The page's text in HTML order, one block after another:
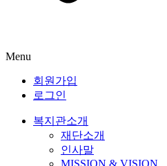
Menu
회원가입
로그인
복지관소개
재단소개
인사말
MISSION & VISION